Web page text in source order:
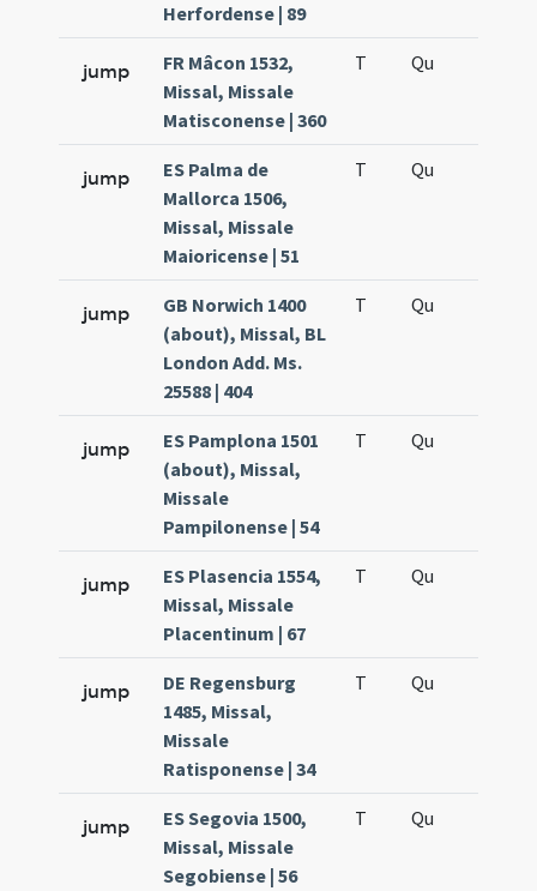
Herfordense | 89
jump
FR Mâcon 1532,
Missal, Missale
Matisconense | 360
T Qu
jump
ES Palma de
Mallorca 1506,
Missal, Missale
Maioricense | 51
T Qu
jump
GB Norwich 1400
(about), Missal, BL
London Add. Ms.
25588 | 404
T Qu
jump
ES Pamplona 1501
(about), Missal,
Missale
Pampilonense | 54
T Qu
jump
ES Plasencia 1554,
Missal, Missale
Placentinum | 67
T Qu
jump
DE Regensburg
1485, Missal,
Missale
Ratisponense | 34
T Qu
jump
ES Segovia 1500,
Missal, Missale
Segobiense | 56
T Qu